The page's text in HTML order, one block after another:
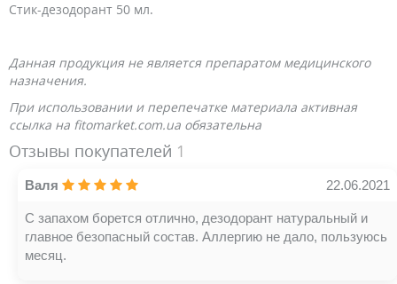
Стик-дезодорант 50 мл.
Данная продукция не является препаратом медицинского
назначения.
При использовании и перепечатке материала активная
ссылка на fitomarket.com.ua обязательна
Отзывы покупателей 1
Валя 22.06.2021
С запахом борется отлично, дезодорант натуральный и
главное безопасный состав. Аллергию не дало, пользуюсь
месяц.